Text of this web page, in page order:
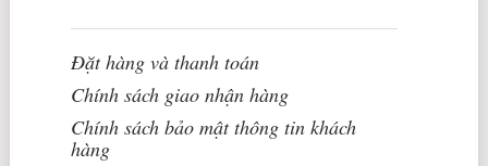
Đặt hàng và thanh toán
Chính sách giao nhận hàng
Chính sách bảo mật thông tin khách
hàng